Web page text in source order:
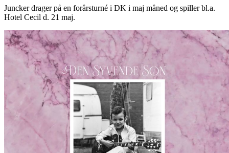
Juncker drager på en forårsturné i DK i maj måned og spiller bl.a.
Hotel Cecil d. 21 maj.